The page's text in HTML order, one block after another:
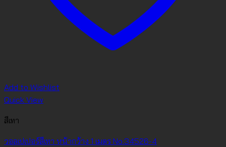
Add to Wishlist
Quick View
สีเทา
วอลเปเปอร์สีเทา หน้ากว้าง 1 เมตร No.34526-4